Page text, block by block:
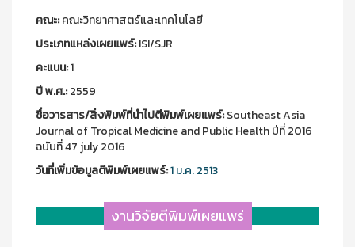
คณะ:คณะวิทยาศาสตร์และเทคโนโลยี
ประเภทแหล่งเผยแพร์:ISI/SJR
คะแนน:1
ปี พ.ศ.:2559
ชื่อวารสาร/สิ่งพิมพ์ที่นำไปตีพิมพ์เผยแพร์:Southeast Asia
Journal of Tropical Medicine and Public Health ปีที่ 2016
ฉบับที่ 47 july 2016
วันที่เพิ่มข้อมูลตีพิมพ์เผยแพร์:1 ม.ค. 2513
งานวิจัยตีพิมพ์เผยแพร่